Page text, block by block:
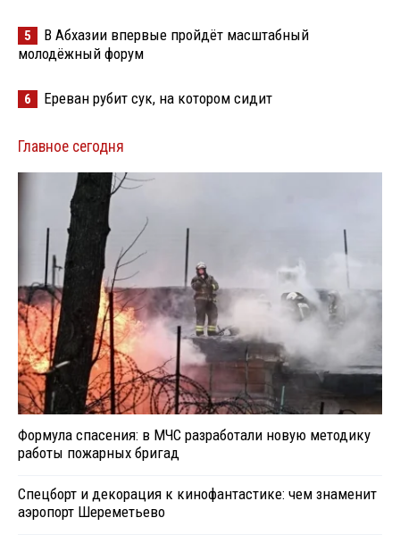
5
В Абхазии впервые пройдёт масштабный
молодёжный форум
6 Ереван рубит сук, на котором сидит
Главное сегодня
Формула спасения: в МЧС разработали новую методику
работы пожарных бригад
Спецборт и декорация к кинофантастике: чем знаменит
аэропорт Шереметьево